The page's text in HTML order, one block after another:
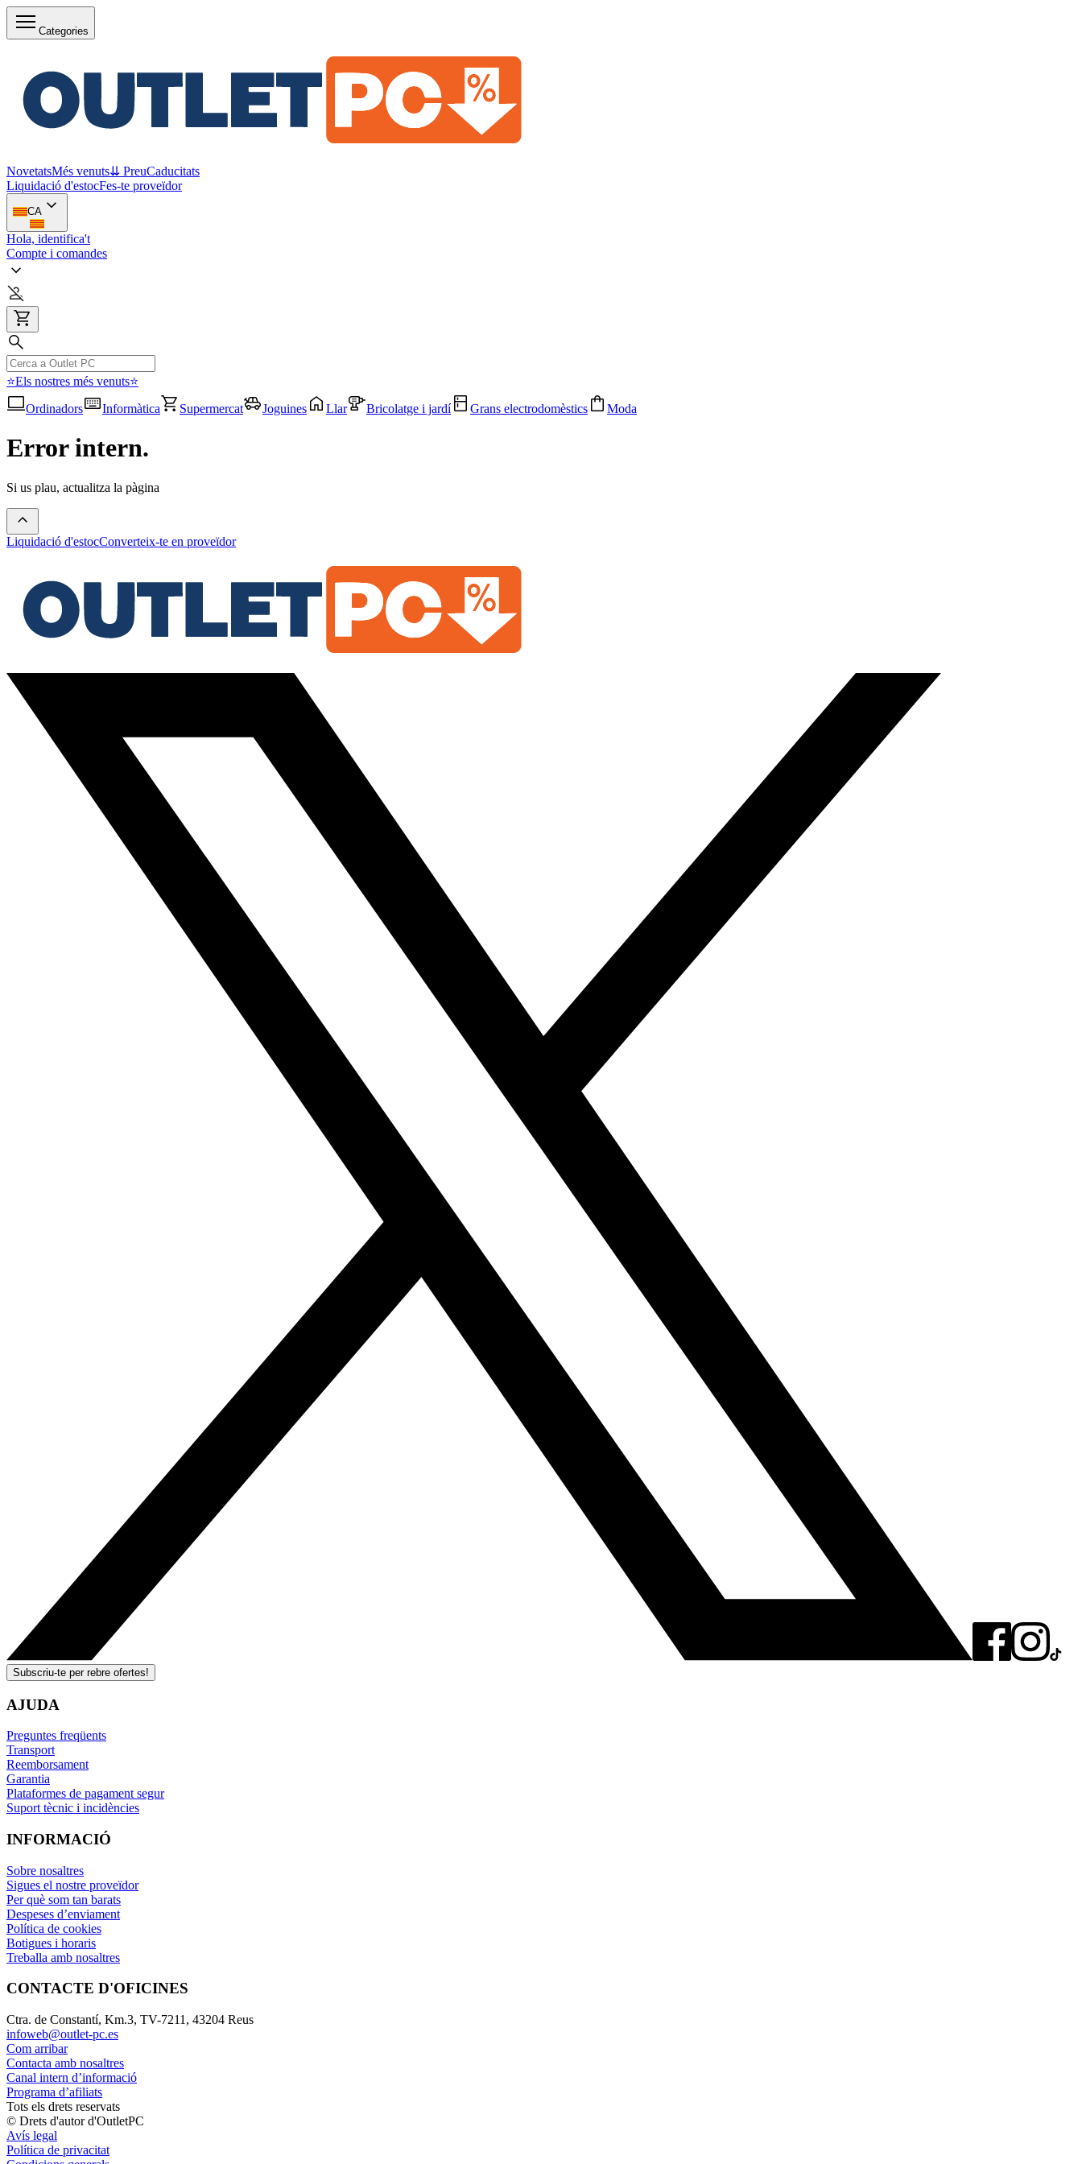
Categories
NovetatsMés venuts⇊ PreuCaducitats
Liquidació d'estocFes-te proveïdor
CA
Hola, identifica't
Compte i comandes
⭐Els nostres més venuts⭐
Ordinadors
Informàtica Supermercat Joguines Llar Bricolatge i jardí Grans electrodomèstics Moda
Error intern.
Si us plau, actualitza la pàgina
Liquidació d'estocConverteix-te en proveïdor
Subscriu-te per rebre ofertes!
AJUDA
Preguntes freqüents
Transport
Reemborsament
Garantia
Plataformes de pagament segur
Suport tècnic i incidències
INFORMACIÓ
Sobre nosaltres
Sigues el nostre proveïdor
Per què som tan barats
Despeses d’enviament
Política de cookies
Botigues i horaris
Treballa amb nosaltres
CONTACTE D'OFICINES
Ctra. de Constantí, Km.3, TV-7211, 43204 Reus
infoweb@outlet-pc.es
Com arribar
Contacta amb nosaltres
Canal intern d’informació
Programa d’afiliats
Tots els drets reservats
© Drets d'autor d'OutletPC
Avís legal
Política de privacitat